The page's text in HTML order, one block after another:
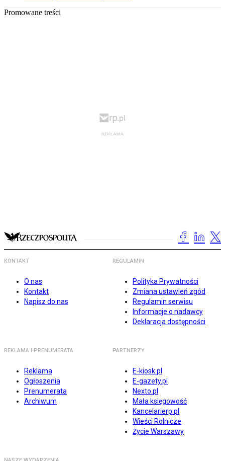
Promowane treści
KONTAKT
O nas
Kontakt
Napisz do nas
REGULAMIN
Polityka Prywatności
Zmiana ustawień zgód
Regulamin serwisu
Informacje o nadawcy
Deklaracja dostępności
REKLAMA I PRENUMERATA
Reklama
Ogłoszenia
Prenumerata
Archiwum
PARTNERZY
E-kiosk.pl
E-gazety.pl
Nexto.pl
Mała księgowość
Kancelarierp.pl
Wieści Rolnicze
Życie Warszawy